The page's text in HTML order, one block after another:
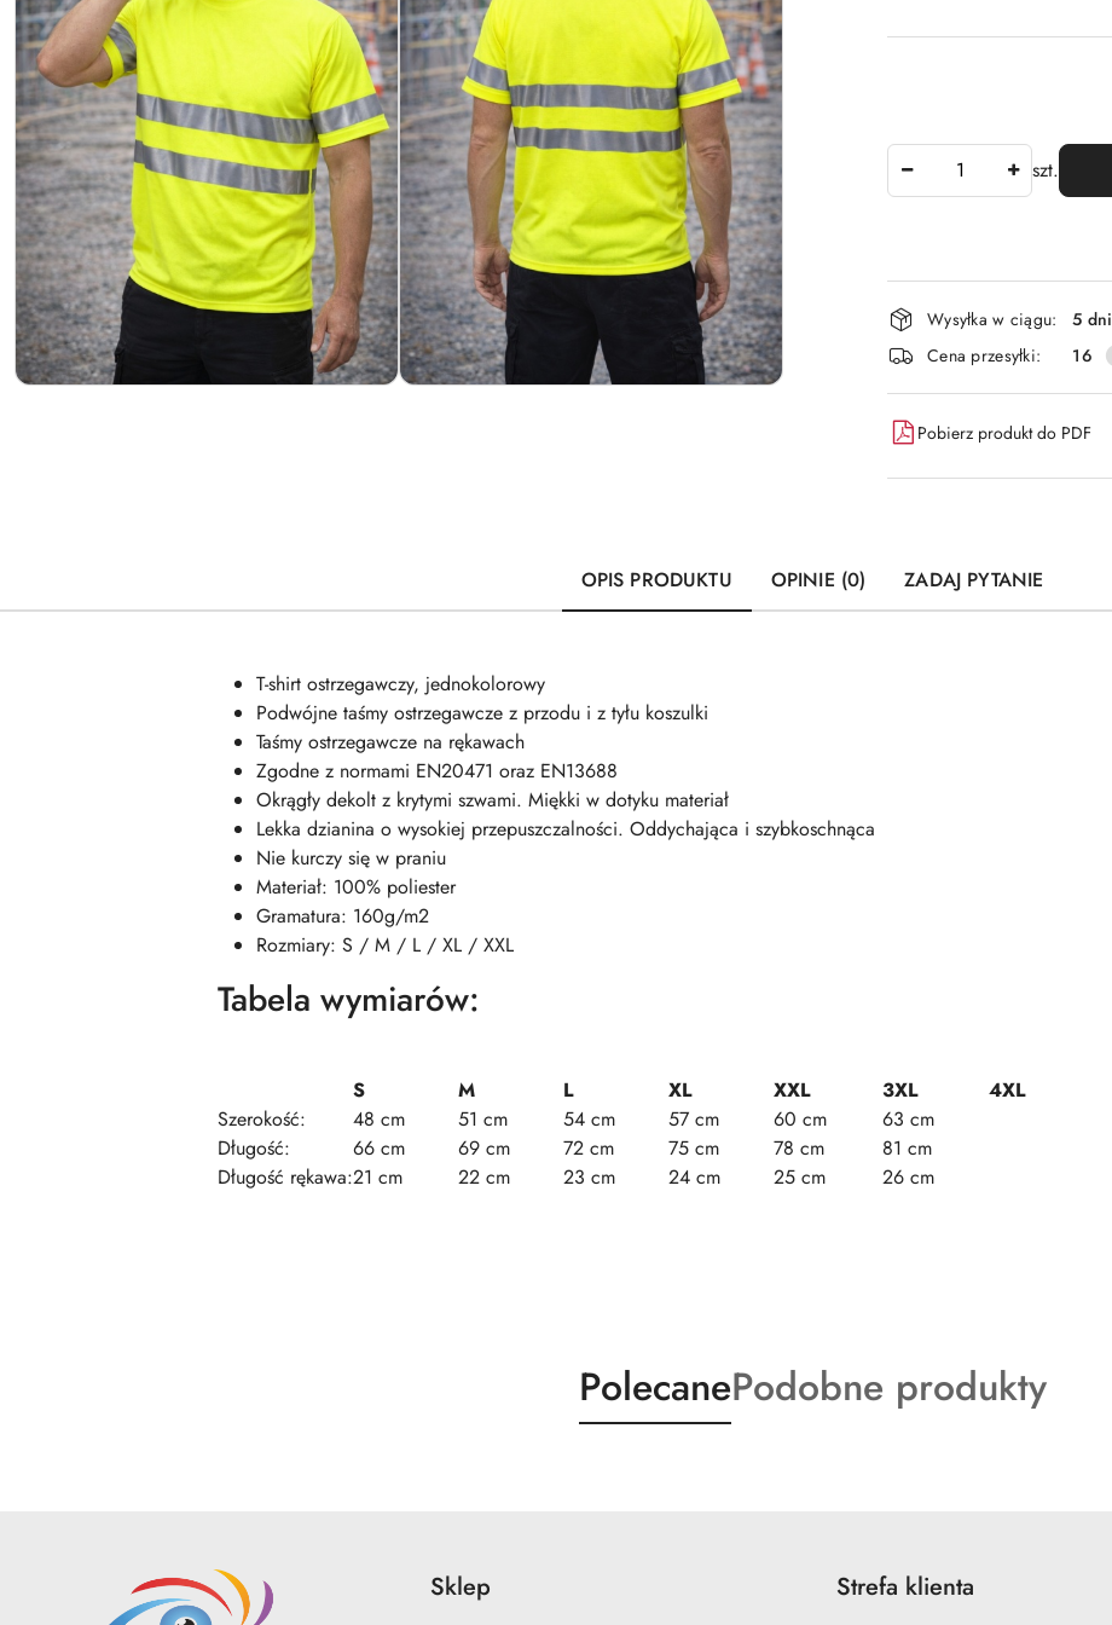
szt.
Dostępność
i
dostawa
Wysyłka w ciągu:
5 dni
Cena przesyłki:
16
Pobierz produkt do PDF
OPIS PRODUKTU OPINIE (0) ZADAJ PYTANIE
T-shirt ostrzegawczy, jednokolorowy
Podwójne taśmy ostrzegawcze z przodu i z tyłu koszulki
Taśmy ostrzegawcze na rękawach
Zgodne z normami EN20471 oraz EN13688
Okrągły dekolt z krytymi szwami. Miękki w dotyku materiał
Lekka dzianina o wysokiej przepuszczalności. Oddychająca i szybkoschnąca
Nie kurczy się w praniu
Materiał: 100% poliester
Gramatura: 160g/m2
Rozmiary: S / M / L / XL / XXL
Tabela wymiarów:
S M L XL XXL 3XL
4XL
Szerokość:
48 cm 51 cm 54 cm 57 cm 60 cm
63 cm
Długość:
66 cm 69 cm 72 cm 75 cm 78 cm
81 cm
Długość rękawa:21 cm 22 cm 23 cm 24 cm 25 cm 26 cm
Produkty
o
PolecaneProdukty
o
Podobne produkty
Sklep Strefa klienta